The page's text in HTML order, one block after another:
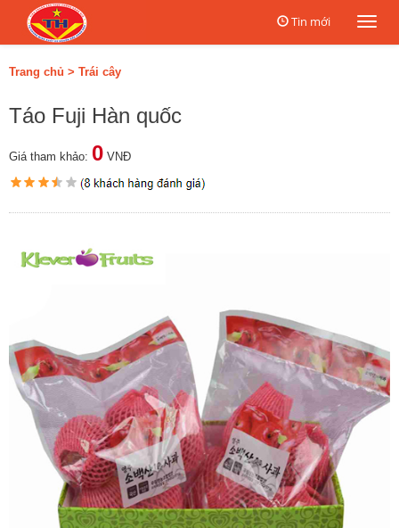
Tin mới
Trang chủ > Trái cây
Táo Fuji Hàn quốc
Giá tham khảo: 0 VNĐ